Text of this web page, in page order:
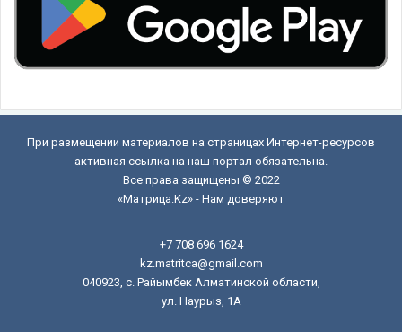
При размещении материалов на страницах Интернет-ресурсов
активная ссылка на наш портал обязательна.
Все права защищены © 2022
«Матрица.Kz» - Нам доверяют
+7 708 696 1624
kz.matritca@gmail.com
040923, с. Райымбек Алматинской области,
ул. Наурыз, 1А